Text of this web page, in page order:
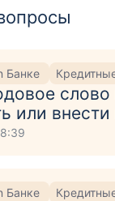
Банке
слово
или
Банке